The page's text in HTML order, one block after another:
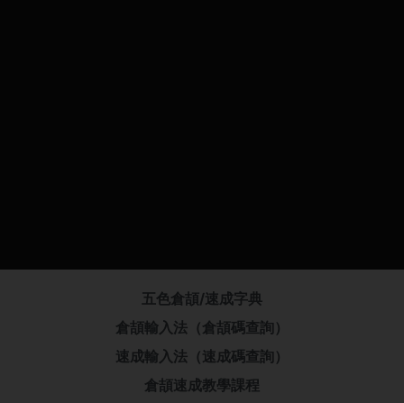
五色倉頡/速成字典
倉頡輸入法（倉頡碼查詢）
速成輸入法（速成碼查詢）
倉頡速成教學課程